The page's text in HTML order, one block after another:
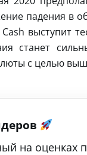
падения в
выступит
станет
с целью
на оценках